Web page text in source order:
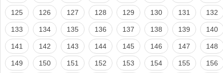
125 126 127 128 129 130 131 132
133 134 135 136 137 138 139 140
141 142 143 144 145 146 147 148
149 150 151 152 153 154 155 156